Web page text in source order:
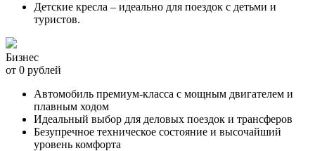
Детские кресла – идеально для поездок с детьми и
туристов.
Бизнес
от 0 рублей
Автомобиль премиум-класса с мощным двигателем и
плавным ходом
Идеальный выбор для деловых поездок и трансферов
Безупречное техническое состояние и высочайший
уровень комфорта